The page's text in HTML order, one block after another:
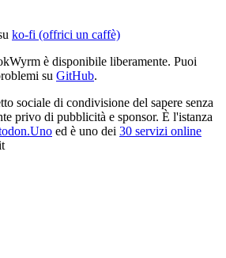
ko-fi (offrici un caffè)
è disponibile liberamente. Puoi
su GitHub.
sociale di condivisione del sapere senza
privo di pubblicità e sponsor. È l'istanza
ed è uno dei 30 servizi online